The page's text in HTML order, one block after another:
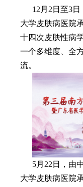
12月2日至3
大学皮肤病医院
十四次皮肤性病
一个多维度、全
流。
5月22日，由
大学皮肤病医院